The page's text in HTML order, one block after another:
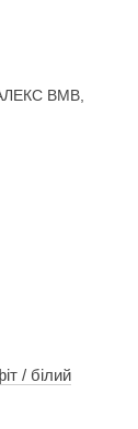
/ білий